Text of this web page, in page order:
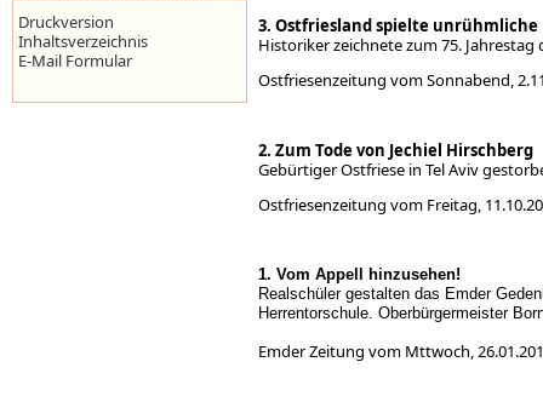
Druckversion
Inhaltsverzeichnis
E-Mail Formular
3. Ostfriesland spielte unrühmliche
Historiker zeichnete zum 75.
Ostfriesenzeitung vom
2. Zum Tode von Jechiel Hirschberg
Gebürtiger Ostfriese in Tel Aviv
Ostfriesenzeitung vom
1. Vom Appell hinzusehen!
Realschüler gestalten das Emder
Herrentorschule. Oberbürgermeister
Emder Zeitung vom